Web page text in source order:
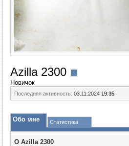
Azilla 2300
Новичок
Последняя активность: 03.11.2024 19:35
Обо мне Статистика
О Azilla 2300